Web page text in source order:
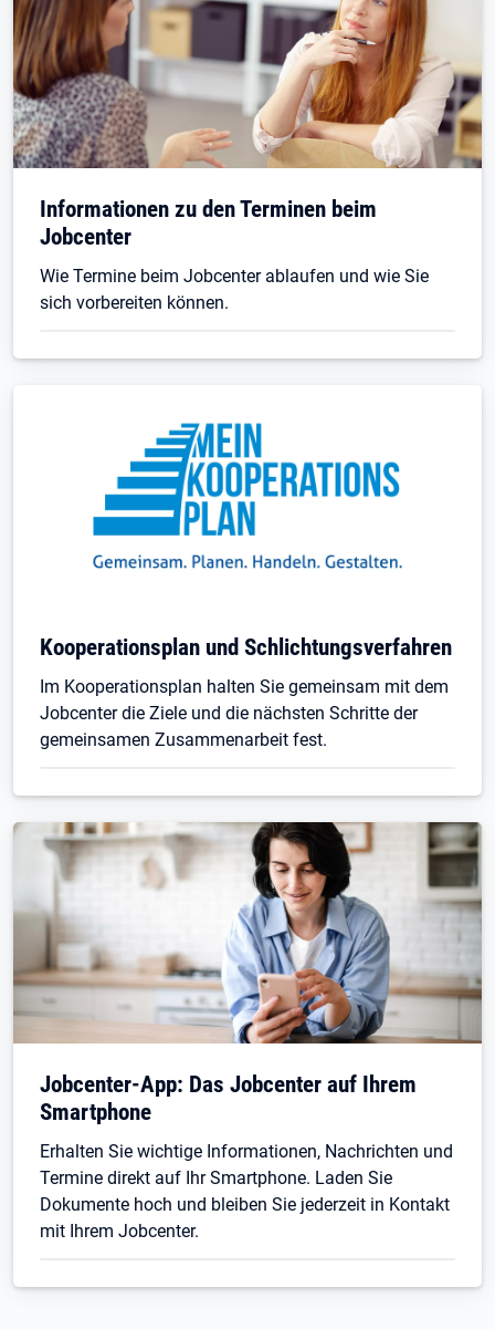
Informationen zu den Terminen beim
Jobcenter
Wie Termine beim Jobcenter ablaufen und wie Sie
sich vorbereiten können.
Kooperationsplan und Schlichtungsverfahren
Im Kooperationsplan halten Sie gemeinsam mit dem
Jobcenter die Ziele und die nächsten Schritte der
gemeinsamen Zusammenarbeit fest.
Jobcenter-App: Das Jobcenter auf Ihrem
Smartphone
Erhalten Sie wichtige Informationen, Nachrichten und
Termine direkt auf Ihr Smartphone. Laden Sie
Dokumente hoch und bleiben Sie jederzeit in Kontakt
mit Ihrem Jobcenter.